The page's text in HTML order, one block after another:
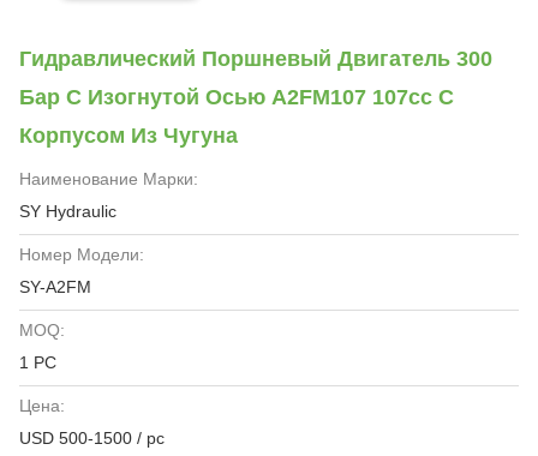
Гидравлический Поршневый Двигатель 300
Бар С Изогнутой Осью A2FM107 107cc С
Корпусом Из Чугуна
Наименование Марки:
SY Hydraulic
Номер Модели:
SY-A2FM
MOQ:
1 PC
Цена:
USD 500-1500 / pc